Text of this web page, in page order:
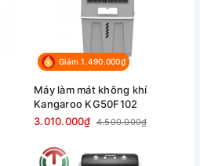
Giảm 1.490.000₫
Máy làm mát không khí
Kangaroo KG50F102
3.010.000₫ 4.500.000₫